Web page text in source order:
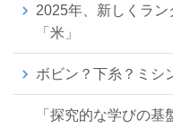
2025年、新しくラン
「米」
ボビン？下糸？ミシ
「探究的な学びの